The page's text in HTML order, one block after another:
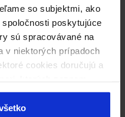
so subjektmi, ako
poskytujúce
sú spracovávané na
v niektorých prípadoch
cookies doručujú a
všetko“ súhlasíte
uvedených typov
budú ideálne na
alebo reklamných
aj ako firemné
či tlačových
ich – v